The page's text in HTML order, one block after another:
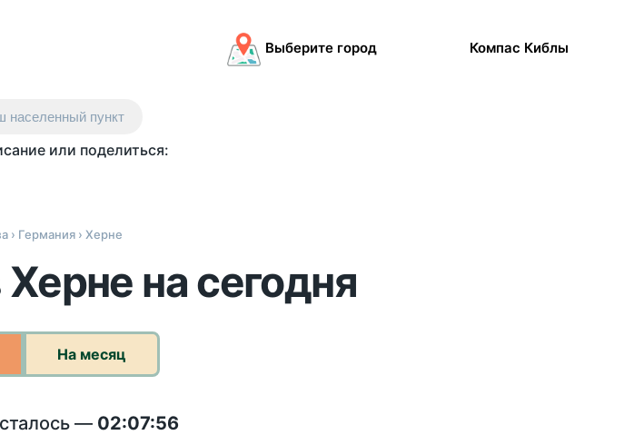
Выберите город Компас Киблы
населенный пункт
или поделиться:
› Германия› Херне
на сегодня
На месяц
— 02:07:56